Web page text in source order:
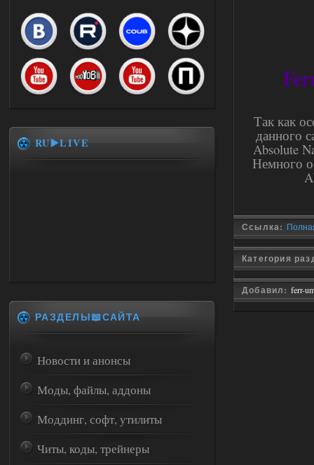
Так как
данного
Absolute
Немного
Ссылка:
Категория
Добавил: ferr-
RU▶️LIVE
РАЗДЕЛЫ📖САЙТА
Новости и анонсы
Моды, файлы, аддоны
Моддинг, софт, утилиты
Читы, коды, трейнеры